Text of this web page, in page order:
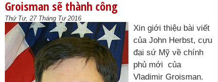
Groisman sẽ thành công
Thứ Tư, 27 Tháng Tư 2016
Xin giới thiệu bài viết
của John Herbst, cựu
đại sứ Mỹ về chính
phủ mới của
Vladimir Groisman.